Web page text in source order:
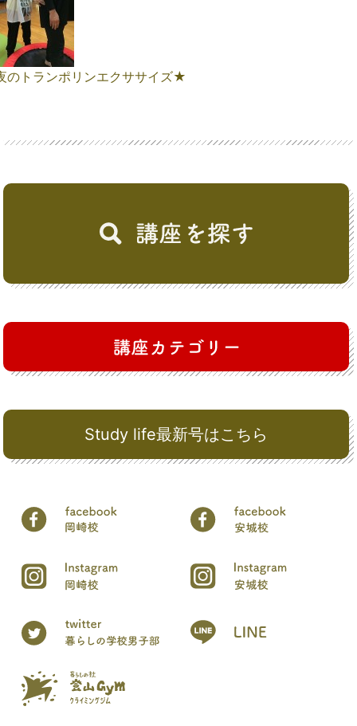
Study life最新号はこちら
のトランポリンエクササイズ★